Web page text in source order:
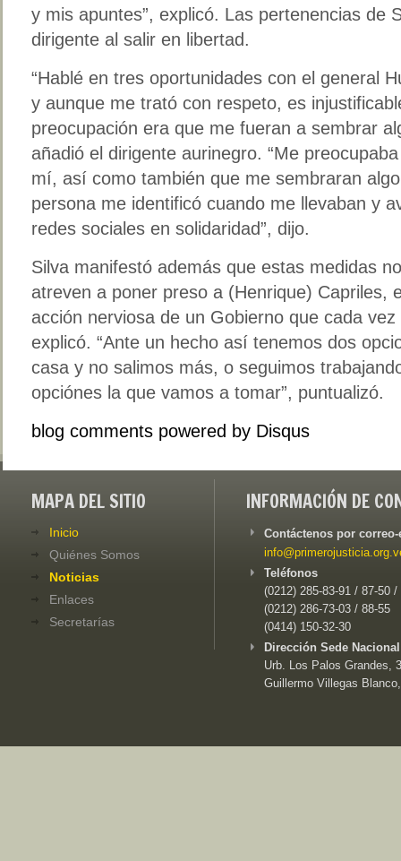
y mis apuntes”, explicó. Las pertenencias de
dirigente al salir en libertad.
“Hablé en tres oportunidades con el general
y aunque me trató con respeto, es
preocupación era que me fueran a sembrar
añadió el dirigente aurinegro. “Me
mí, así como también que me sembraran
persona me identificó cuando me llevaban y
redes sociales en solidaridad”, dijo.
Silva manifestó además que estas medidas
atreven a poner preso a (Henrique) Capriles,
acción nerviosa de un Gobierno que cada
explicó. “Ante un hecho así tenemos dos
casa y no salimos más, o seguimos
opciónes la que vamos a tomar”, puntualizó.
blog comments powered by Disqus
MAPA DEL SITIO
Inicio
Quiénes Somos
Noticias
Enlaces
Secretarías
INFORMACIÓN DE
Contáctenos por
Teléfonos
(0212) 285-83-91 / 87-50 /
(0212) 286-73-03 / 88-55
(0414) 150-32-30
Dirección Sede
Urb. Los Palos Grandes,
Guillermo Villegas